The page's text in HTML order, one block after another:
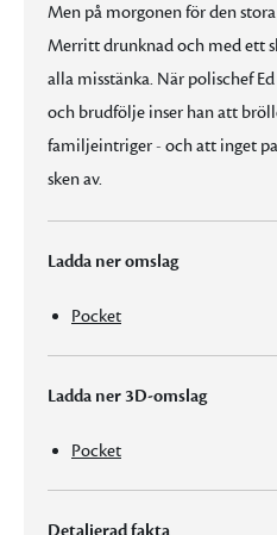
Men på morgonen för den
Merritt drunknad och med ett
alla misstänka. När polischef
och brudfölje inser han att
familjeintriger - och att inget
sken av.
Ladda ner omslag
Pocket
Ladda ner 3D-omslag
Pocket